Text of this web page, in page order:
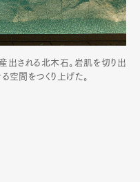
出される北木石。岩肌を切り出
空間をつくり上げた。